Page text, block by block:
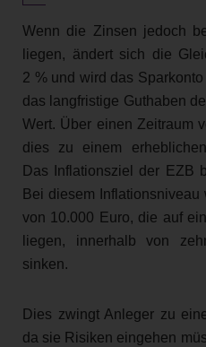
Wenn die Zinsen jedoch
liegen, ändert sich die
2 % und wird das
das langfristige Guthaben
Wert. Über einen Zeitraum
dies zu einem
Das Inflationsziel der EZB
Bei diesem
von 10.000 Euro, die auf
liegen, innerhalb von
sinken.
Dies zwingt Anleger zu
da sie Risiken eingehen